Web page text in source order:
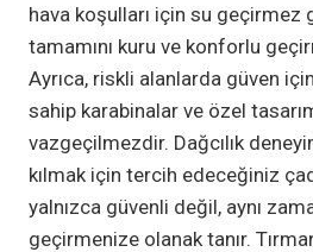
hava koşulları için su geçirmez
tamamını kuru ve konforlu
Ayrıca, riskli alanlarda güven
sahip karabinalar ve özel
vazgeçilmezdir. Dağcılık
kılmak için tercih edeceğiniz
yalnızca güvenli değil, aynı
geçirmenize olanak tanır.